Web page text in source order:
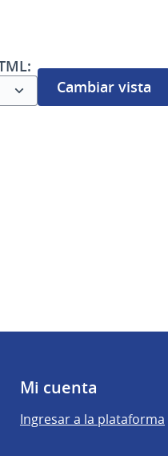
Cambiar vista
Mi cuenta
Ingresar a la plataforma